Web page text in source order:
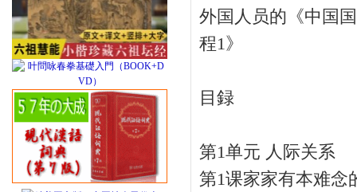
外国人员的《中国
程1》
目録
第1单元 人际关系
第1课家家有本难念